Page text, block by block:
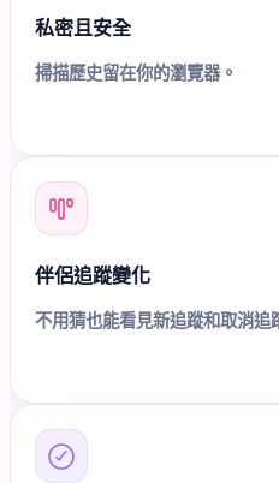
私密且安全
掃描歷史留在你的瀏覽器。
伴侶追蹤變化
不用猜也能看見新追蹤和取消追